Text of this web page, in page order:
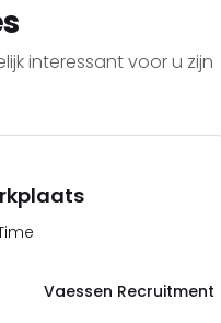
interessant voor u zijn
Vaessen Recruitment